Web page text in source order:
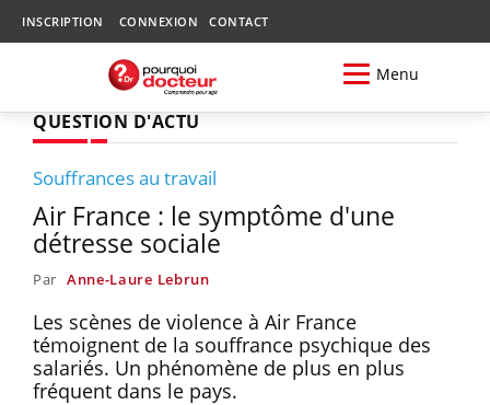
INSCRIPTION CONNEXION CONTACT
Menu
QUESTION D'ACTU
Souffrances au travail
Air France : le symptôme d'une
détresse sociale
Par Anne-Laure Lebrun
Les scènes de violence à Air France
témoignent de la souffrance psychique des
salariés. Un phénomène de plus en plus
fréquent dans le pays.